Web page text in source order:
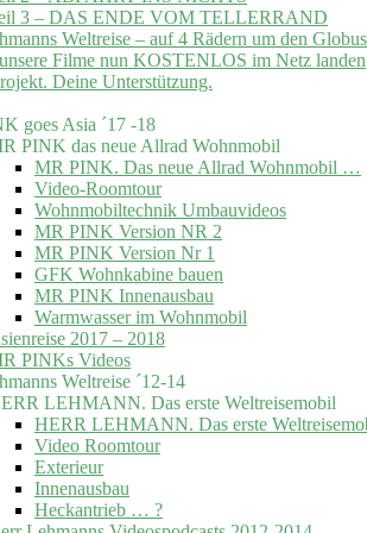
3 – DAS ENDE VOM TELLERRAND
Weltreise – auf 4 Rädern um den Globus
Filme nun KOSTENLOS im Netz landen
Deine Unterstützung.
goes Asia ´17 -18
PINK das neue Allrad Wohnmobil
MR PINK. Das neue Allrad Wohnmobil …
Video-Roomtour
Wohnmobiltechnik Umbauvideos
MR PINK Version NR 2
MR PINK Version Nr 1
GFK Wohnkabine bauen
MR PINK Innenausbau
Warmwasser im Wohnmobil
2017 – 2018
PINKs Videos
Weltreise ´12-14
LEHMANN. Das erste Weltreisemobil
HERR LEHMANN. Das erste
Video Roomtour
Exterieur
Innenausbau
Heckantrieb … ?